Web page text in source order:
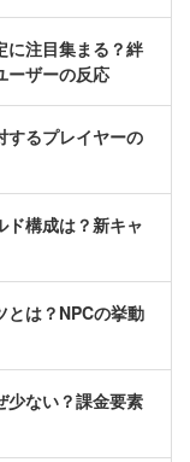
に注目集まる？絆
ーザーの反応
するプレイヤーの
ド構成は？新キャ
とは？NPCの挙動
少ない？課金要素